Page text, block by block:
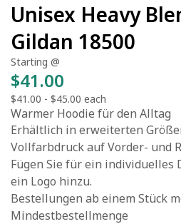
Unisex Heavy
Gildan 18500
Starting @
$41.00
$41.00 - $45.00 each
Warmer Hoodie für den Alltag
Erhältlich in erweiterten
Vollfarbdruck auf Vorder- und
Fügen Sie für ein individuelles
ein Logo hinzu.
Bestellungen ab einem Stück
Mindestbestellmenge